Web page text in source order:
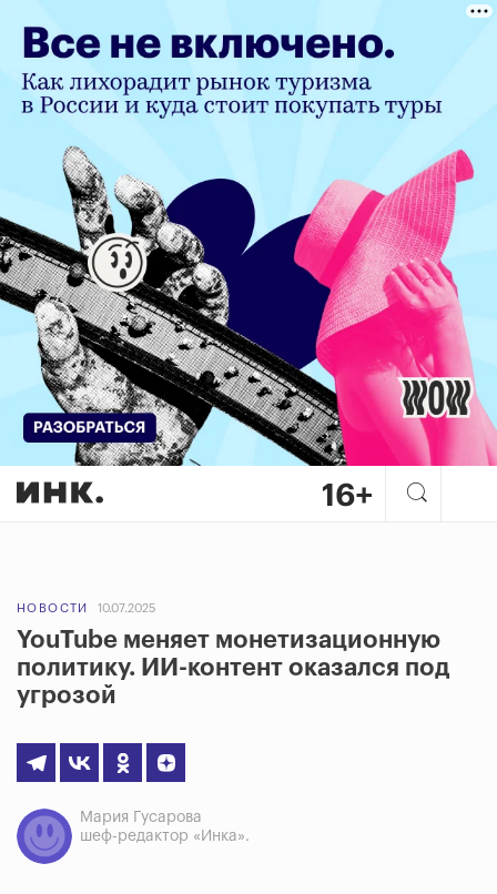
НОВОСТИ 10.07.2025
YouTube меняет монетизационную
политику. ИИ-контент оказался под
угрозой
Мария Гусарова
шеф-редактор «Инка».